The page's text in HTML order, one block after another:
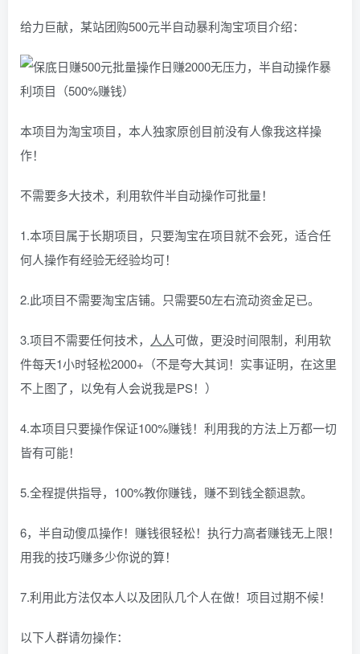
给力巨献，某站团购500元半自动暴利淘宝项目介绍：
本项目为淘宝项目，本人独家原创目前没有人像我这样操
作！
不需要多大技术，利用软件半自动操作可批量！
1.本项目属于长期项目，只要淘宝在项目就不会死，适合任
何人操作有经验无经验均可！
2.此项目不需要淘宝店铺。只需要50左右流动资金足已。
3.项目不需要任何技术， 人人可做，更没时间限制，利用软
件每天1小时轻松2000+（不是夸大其词！实事证明，在这里
不上图了，以免有人会说我是PS！）
4.本项目只要操作保证100%赚钱！利用我的方法上万都一切
皆有可能！
5.全程提供指导，100%教你赚钱，赚不到钱全额退款。
6，半自动傻瓜操作！赚钱很轻松！执行力高者赚钱无上限！
用我的技巧赚多少你说的算！
7.利用此方法仅本人以及团队几个人在做！项目过期不候！
以下人群请勿操作：